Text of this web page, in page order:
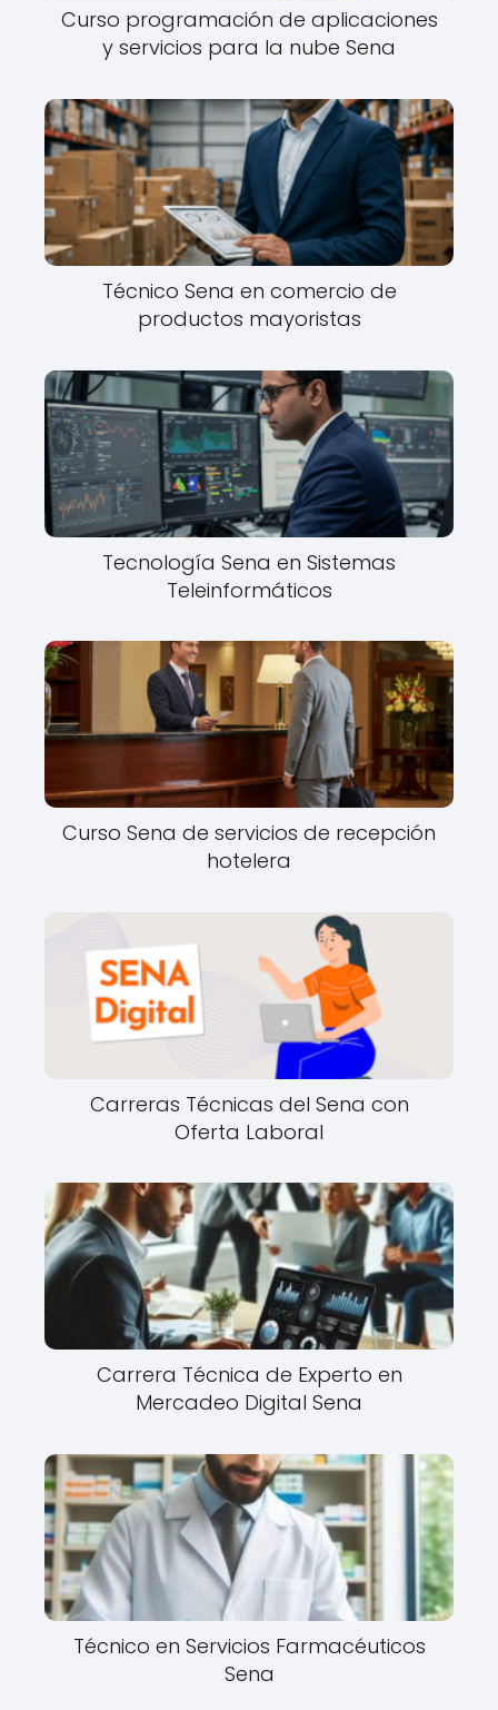
Curso programación de aplicaciones
y servicios para la nube Sena
Técnico Sena en comercio de
productos mayoristas
Tecnología Sena en Sistemas
Teleinformáticos
Curso Sena de servicios de recepción
hotelera
Carreras Técnicas del Sena con
Oferta Laboral
Carrera Técnica de Experto en
Mercadeo Digital Sena
Técnico en Servicios Farmacéuticos
Sena